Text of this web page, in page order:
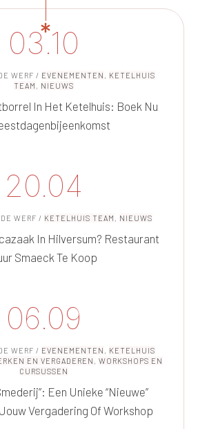
03.10
WERF / EVENEMENTEN , KETELHUIS
TEAM , NIEUWS
In Het Ketelhuis: Boek Nu
20.04
WERF / KETELHUIS TEAM , NIEUWS
In Hilversum? Restaurant
Smaeck Te Koop
06.09
WERF / EVENEMENTEN , KETELHUIS
EN VERGADEREN , WORKSHOPS EN
CURSUSSEN
Een Unieke “nieuwe”
Vergadering Of Workshop